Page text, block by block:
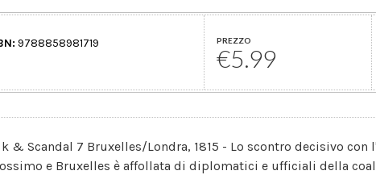
9788858981719 PREZZO
€5.99
& Scandal 7 Bruxelles/Londra, 1815 - Lo scontro decisivo con
e Bruxelles è affollata di diplomatici e ufficiali della